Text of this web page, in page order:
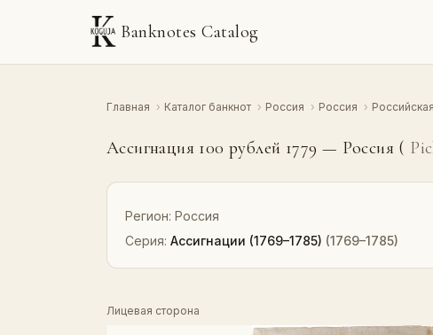
Banknotes Catalog
Главная › Каталог банкнот › Россия › Россия ›
Ассигнация 100 рублей 1779 — Россия (
Регион: Россия
Серия: Ассигнации (1769–1785) (1769–1785)
Лицевая сторона